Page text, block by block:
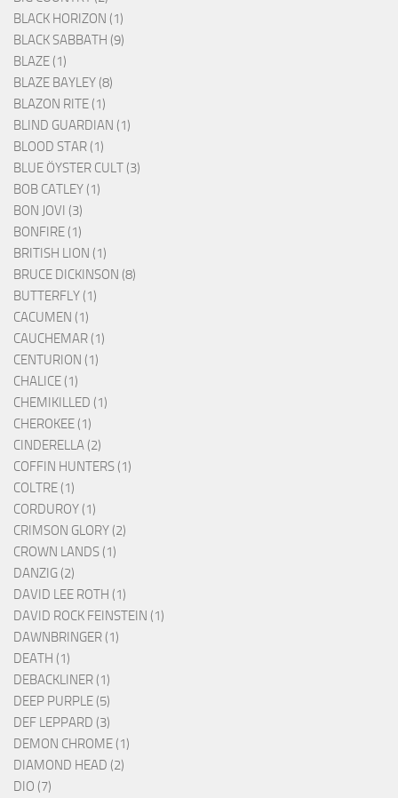
BLACK HORIZON (1)
BLACK SABBATH (9)
BLAZE (1)
BLAZE BAYLEY (8)
BLAZON RITE (1)
BLIND GUARDIAN (1)
BLOOD STAR (1)
BLUE ÖYSTER CULT (3)
BOB CATLEY (1)
BON JOVI (3)
BONFIRE (1)
BRITISH LION (1)
BRUCE DICKINSON (8)
BUTTERFLY (1)
CACUMEN (1)
CAUCHEMAR (1)
CENTURION (1)
CHALICE (1)
CHEMIKILLED (1)
CHEROKEE (1)
CINDERELLA (2)
COFFIN HUNTERS (1)
COLTRE (1)
CORDUROY (1)
CRIMSON GLORY (2)
CROWN LANDS (1)
DANZIG (2)
DAVID LEE ROTH (1)
DAVID ROCK FEINSTEIN (1)
DAWNBRINGER (1)
DEATH (1)
DEBACKLINER (1)
DEEP PURPLE (5)
DEF LEPPARD (3)
DEMON CHROME (1)
DIAMOND HEAD (2)
DIO (7)